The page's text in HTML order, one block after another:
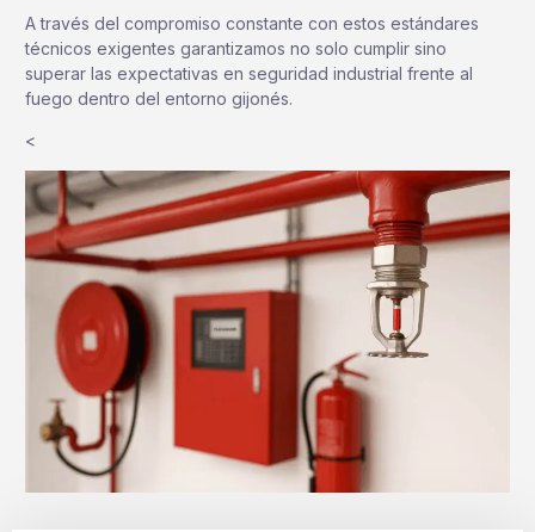
A través del compromiso constante con estos estándares
técnicos exigentes garantizamos no solo cumplir sino
superar las expectativas en seguridad industrial frente al
fuego dentro del entorno gijonés.
<